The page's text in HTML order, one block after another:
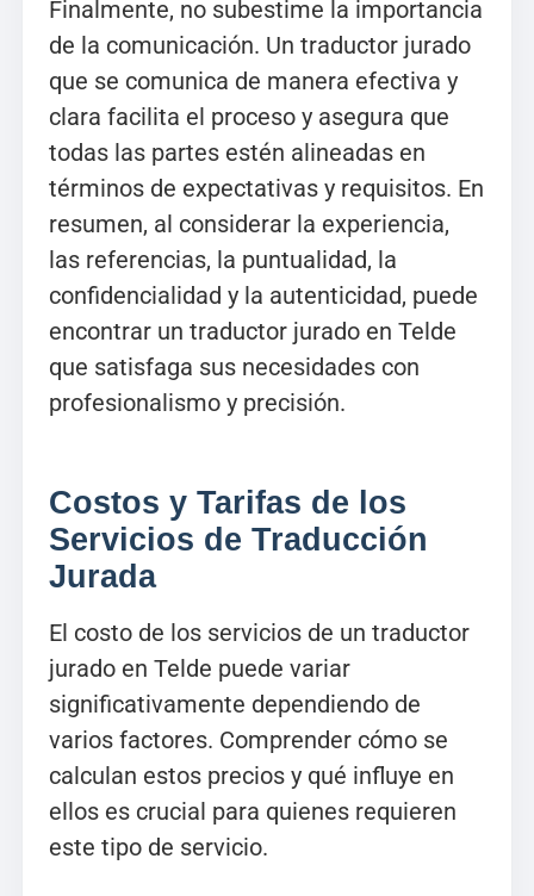
Finalmente, no subestime la importancia
de la comunicación. Un traductor jurado
que se comunica de manera efectiva y
clara facilita el proceso y asegura que
todas las partes estén alineadas en
términos de expectativas y requisitos. En
resumen, al considerar la experiencia,
las referencias, la puntualidad, la
confidencialidad y la autenticidad, puede
encontrar un traductor jurado en Telde
que satisfaga sus necesidades con
profesionalismo y precisión.
Costos y Tarifas de los
Servicios de Traducción
Jurada
El costo de los servicios de un traductor
jurado en Telde puede variar
significativamente dependiendo de
varios factores. Comprender cómo se
calculan estos precios y qué influye en
ellos es crucial para quienes requieren
este tipo de servicio.